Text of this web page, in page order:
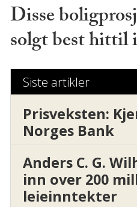
Disse
solgt best hittil
Siste artikler
Prisveksten:
Norges Bank
Anders C. G.
inn over 200
leieinntekter